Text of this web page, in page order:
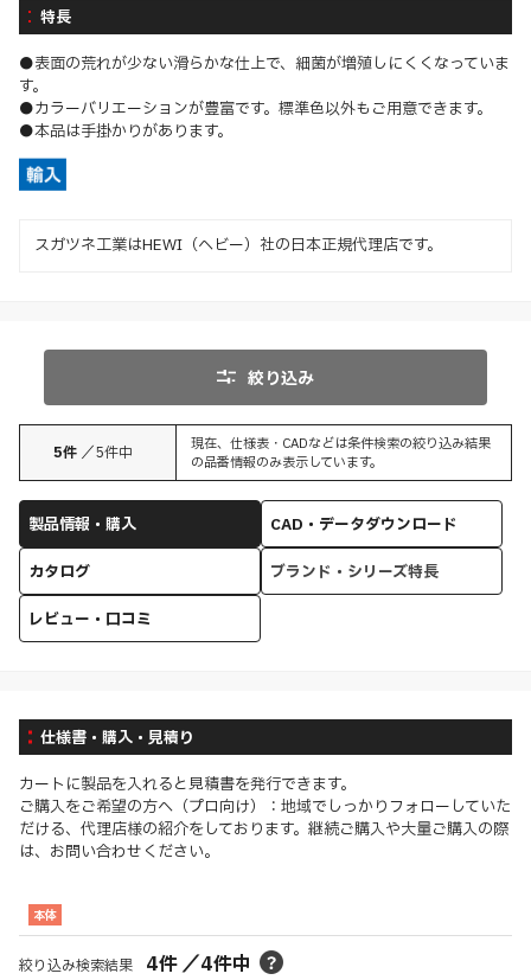
特長
●表面の荒れが少ない滑らかな仕上で、細菌が増殖しにくくなっていま
す。
●カラーバリエーションが豊富です。標準色以外もご用意できます。
●本品は手掛かりがあります。
スガツネ工業はHEWI（ヘビー）社の日本正規代理店です。
絞り込み
5件 ／5件中
現在、仕様表・CADなどは条件検索の絞り込み結果
の品番情報のみ表示しています。
製品情報・購入
CAD・データダウンロード
カタログ
ブランド・シリーズ特長
レビュー・口コミ
仕様書・購入・見積り
カートに製品を入れると見積書を発行できます。
ご購入をご希望の方へ（プロ向け）：地域でしっかりフォローしていた
だける、代理店様の紹介をしております。継続ご購入や大量ご購入の際
は、お問い合わせください。
本体
絞り込み検索結果 4件／4件中